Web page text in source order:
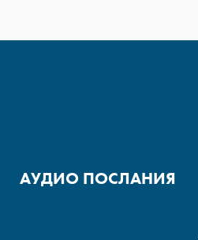
АУДИО ПОСЛАНИЯ